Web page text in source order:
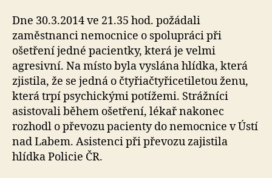
Dne 30.3.2014 ve 21.35 hod. požádali
zaměstnanci nemocnice o spolupráci při
ošetření jedné pacientky, která je velmi
agresivní. Na místo byla vyslána hlídka, která
zjistila, že se jedná o čtyřiačtyřicetiletou ženu,
která trpí psychickými potížemi. Strážníci
asistovali během ošetření, lékař nakonec
rozhodl o převozu pacienty do nemocnice v Ústí
nad Labem. Asistenci při převozu zajistila
hlídka Policie ČR.